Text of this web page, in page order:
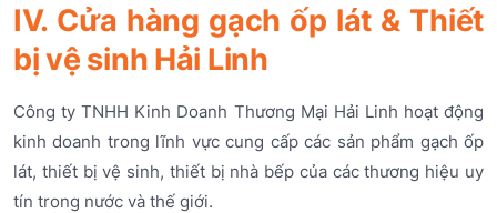
IV. Cửa hàng gạch ốp lát & Thiết
bị vệ sinh Hải Linh
Công ty TNHH Kinh Doanh Thương Mại Hải Linh hoạt động
kinh doanh trong lĩnh vực cung cấp các sản phẩm gạch ốp
lát, thiết bị vệ sinh, thiết bị nhà bếp của các thương hiệu uy
tín trong nước và thế giới.